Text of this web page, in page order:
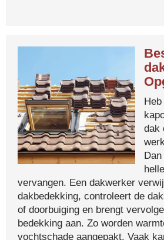
dak
vervangen. Een dakwerker
dakbedekking, controleert de
of doorbuiging en brengt
bedekking aan. Zo worden
vochtschade aangepakt. Vaak